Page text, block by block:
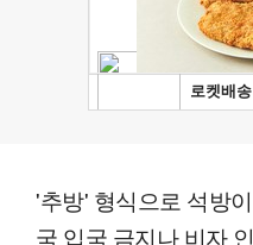
'추방' 형식으로 석방
국 입국 금지나 비자